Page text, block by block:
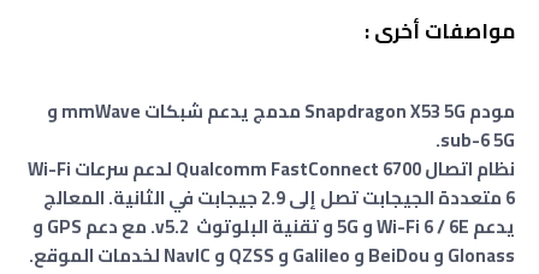
مواصفات أخرى :
مودم Snapdragon X53 5G مدمج يدعم شبكات mmWave و
sub-6 5G.
نظام اتصال Qualcomm FastConnect 6700 لدعم سرعات Wi-Fi
6 متعددة الجيجابت تصل إلى 2.9 جيجابت في الثانية. المعالج
يدعم Wi-Fi 6 / 6E و 5G و تقنية البلوتوث v5.2. مع دعم GPS و
Glonass و BeiDou و Galileo و QZSS و NavIC لخدمات الموقع.